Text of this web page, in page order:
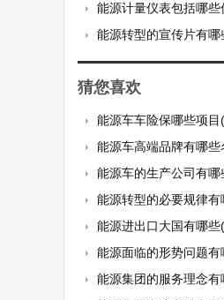
能源计量仪表包括哪
能源转型的宣传片有
猜您喜欢
能源车车险保哪些项
能源车高端品牌有哪
能源车的生产公司有
能源转型的必要规律
能源进出口大国有哪
能源面临的形势问题
能源集团的服务理念